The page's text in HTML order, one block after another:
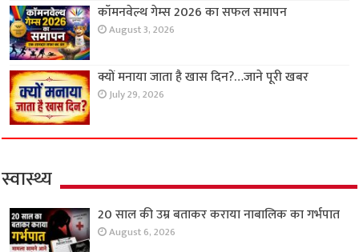
कॉमनवेल्थ गेम्स 2026 का सफल समापन
August 3, 2026
क्यों मनाया जाता है खास दिन?…जाने पूरी खबर
July 29, 2026
स्वास्थ्य
20 साल की उम्र बताकर कराया नाबालिक का गर्भपात
August 6, 2026